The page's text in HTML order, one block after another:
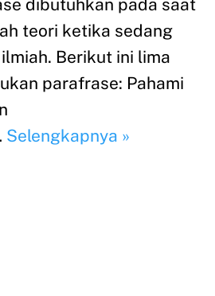
dibutuhkan pada saat
teori ketika sedang
Berikut ini lima
parafrase: Pahami
Selengkapnya »